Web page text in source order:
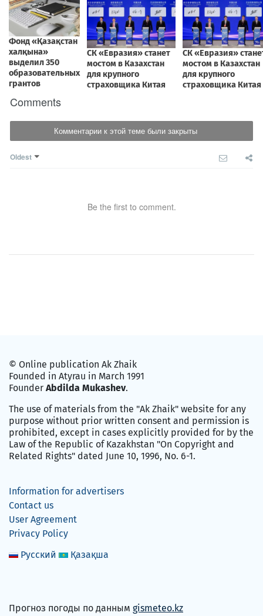
Comments
Комментарии к этой теме были закрыты
Oldest
Be the first to comment.
© Online publication Ak Zhaik
Founded in Atyrau in March 1991
Founder Abdilda Mukashev.
The use of materials from the "Ak Zhaik" website for any
purpose without prior written consent and permission is
prohibited, except in cases explicitly provided for by the
Law of the Republic of Kazakhstan "On Copyright and
Related Rights" dated June 10, 1996, No. 6-1.
Information for advertisers
Contact us
User Agreement
Privacy Policy
Русский
Қазақша
Прогноз погоды по данным gismeteo.kz